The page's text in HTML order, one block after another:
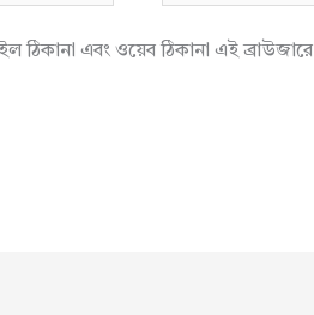
ঠিকানা এবং ওয়েব ঠিকানা এই ব্রাউজারে